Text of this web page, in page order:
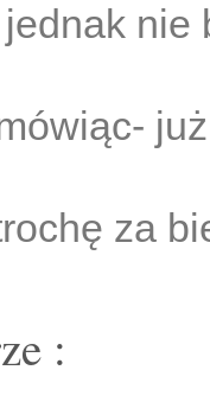
nie
za
: